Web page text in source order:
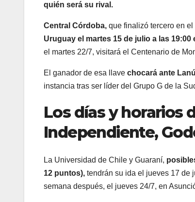
quién será su rival.
Central Córdoba, que finalizó tercero en
Uruguay el martes 15 de julio a las
el martes 22/7, visitará el Centenario de
El ganador de esa llave chocará ante
instancia tras ser líder del Grupo G de la
Los días y horarios
Independiente,
La Universidad de Chile y Guaraní,
12 puntos), tendrán su ida el jueves 17 de
semana después, el jueves 24/7, en